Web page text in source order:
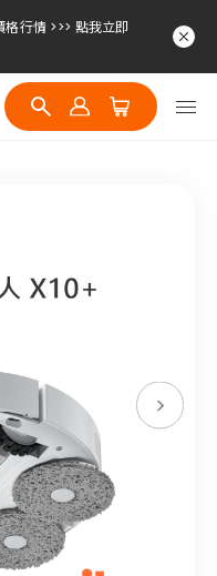
行情 >>> 點我立即
行情 >>> 點我立即
行情 >>> 點我立即